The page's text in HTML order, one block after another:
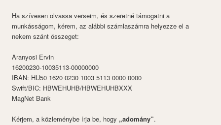
Ha szívesen olvassa verseim, és szeretné támogatni a
munkásságom, kérem, az alábbi számlaszámra helyezze el a
nekem szánt összeget:
Aranyosi Ervin
16200230-10035113-00000000
IBAN: HU50 1620 0230 1003 5113 0000 0000
Swift/BIC: HBWEHUHB/HBWEHUHBXXX
MagNet Bank
Kérjem, a közleménybe írja be, hogy „adomány”.